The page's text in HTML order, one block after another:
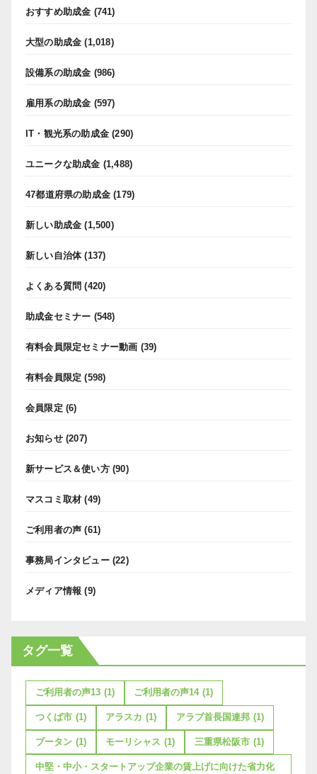
おすすめ助成金 (741)
大型の助成金 (1,018)
設備系の助成金 (986)
雇用系の助成金 (597)
IT・観光系の助成金 (290)
ユニークな助成金 (1,488)
47都道府県の助成金 (179)
新しい助成金 (1,500)
新しい自治体(137)
よくある質問 (420)
助成金セミナー (548)
有料会員限定セミナー動画 (39)
有料会員限定 (598)
会員限定 (6)
お知らせ(207)
新サービス＆使い方(90)
マスコミ取材 (49)
ご利用者の声 (61)
事務局インタビュー(22)
メディア情報 (9)
タグ一覧
ご利用者の声13 (1) ご利用者の声14 (1)
つくば市 (1) アラスカ (1) アラブ首長国連邦 (1)
ブータン (1) モーリシャス (1) 三重県松阪市 (1)
中堅・中小・スタートアップ企業の賃上げに向けた省力化